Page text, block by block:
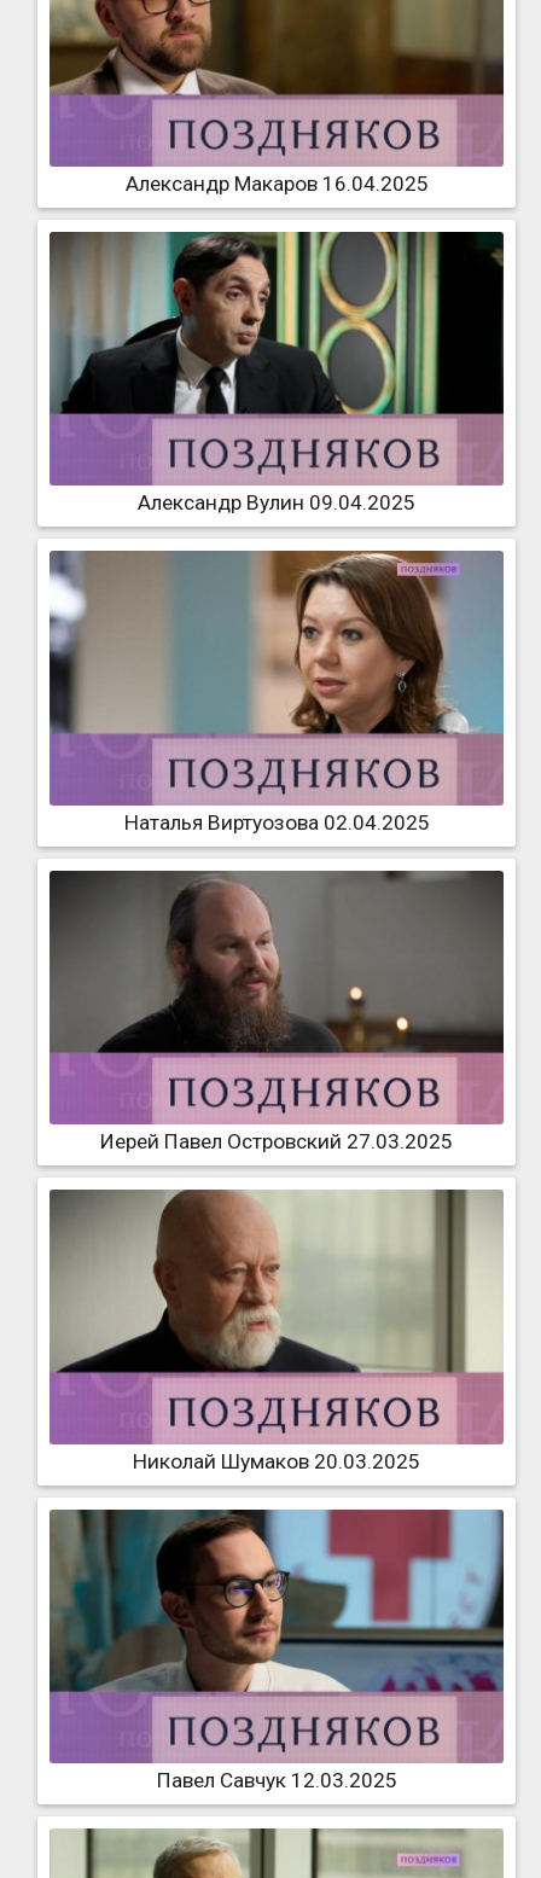
Александр Макаров 16.04.2025
Александр Вулин 09.04.2025
Наталья Виртуозова 02.04.2025
Иерей Павел Островский 27.03.2025
Николай Шумаков 20.03.2025
Павел Савчук 12.03.2025